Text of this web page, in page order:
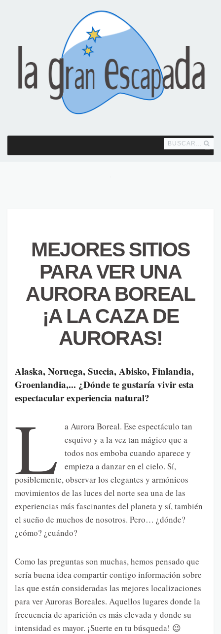
MENU
BUSCAR...
MEJORES SITIOS
PARA VER UNA
AURORA BOREAL
¡A LA CAZA DE
AURORAS!
Alaska, Noruega, Suecia, Abisko, Finlandia,
Groenlandia,... ¿Dónde te gustaría vivir esta
espectacular experiencia natural?
L
a Aurora Boreal. Ese espectáculo tan
esquivo y a la vez tan mágico que a
todos nos emboba cuando aparece y
empieza a danzar en el cielo. Sí,
posiblemente, observar los elegantes y armónicos
movimientos de las luces del norte sea una de las
experiencias más fascinantes del planeta y sí, también
el sueño de muchos de nosotros. Pero… ¿dónde?
¿cómo? ¿cuándo?
Como las preguntas son muchas, hemos pensado que
sería buena idea compartir contigo información sobre
las que están consideradas las mejores localizaciones
para ver Auroras Boreales. Aquellos lugares donde la
frecuencia de aparición es más elevada y donde su
intensidad es mayor. ¡Suerte en tu búsqueda! 😉